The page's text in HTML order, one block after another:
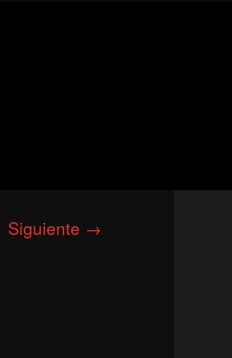
Siguiente →